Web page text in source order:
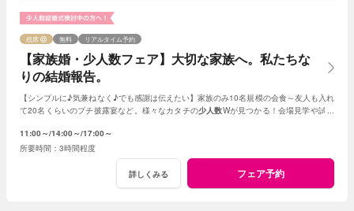
【家族婚・少人数フェア】大切な家族へ。私たちな
りの結婚報告。
残席 無料 リアルタイム予約
【シンプルに♪気兼ねなく♪でも感謝は伝えたい】家族のみ10名規模の会食～友人も入れ
て20名くらいのプチ披露宴など。様々なカタチの少人数Wが見つかる！会場見学や試食
11:00～ 14:00～ 17:00～
3時間程度
詳しくみる フェア予約